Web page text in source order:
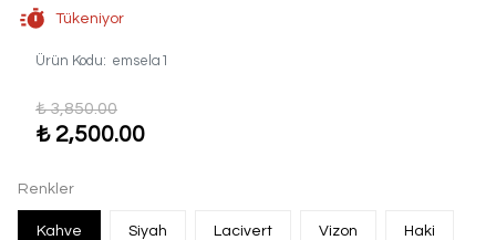
Tükeniyor
Ürün Kodu: emsela1
₺ 3,850.00
₺ 2,500.00
Renkler
Kahve Siyah Lacivert Vizon Haki